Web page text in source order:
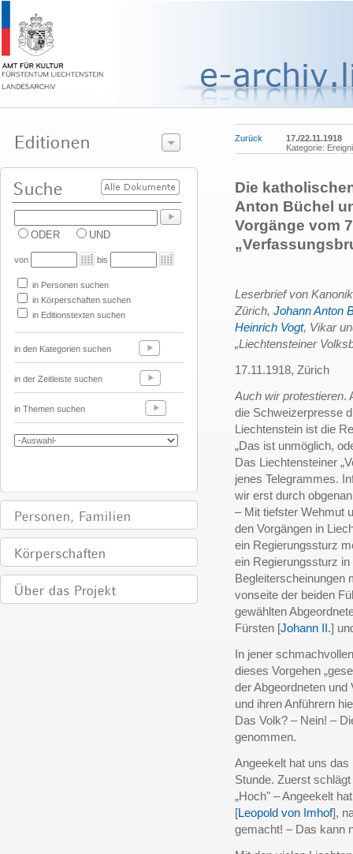
ODER UND
von bis
in Personen suchen
in Körperschaften suchen
in Editionstexten suchen
in den Kategorien suchen
in der Zeitleiste suchen
in Themen suchen
Zurück
17./22.11.1918
Kategorie:
Die
Anton Büchel
Vorgänge vom
Leserbrief von
Zürich, Johann Anton
Heinrich Vogt, Vikar
„Liechtensteiner
17.11.1918, Zürich
Auch wir protestieren.
die Schweizerpresse
Liechtenstein ist die
„Das ist unmöglich,
Das Liechtensteiner
jenes Telegrammes.
wir erst durch
– Mit tiefster Wehmut
den Vorgängen in
ein Regierungssturz
ein Regierungssturz
Begleiterscheinungen
vonseite der beiden
gewählten
Fürsten [Johann II.]
In jener
dieses Vorgehen
der Abgeordneten
und ihren Anführern
Das Volk? – Nein! –
genommen.
Angeekelt hat uns
Stunde. Zuerst
„Hoch" – Angeekelt
[Leopold von Imhof],
gemacht! – Das kann